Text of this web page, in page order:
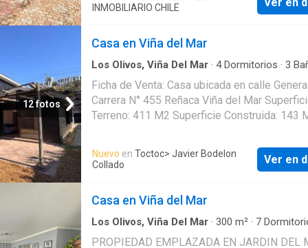
EXTERIOR: • TERRAZA • PATIO • QUINCHO
LAVANDERIA • LIVING • COMEDOR POR
• 1 DORMITORIO DE SERVICIO CON BAÑO
DORMITORIO PRINCIPAL EN SUITE CON W-
CLOSET • PATIO INTERIOR CON SALIDA
DORMIT. PPAL • 1 DORMITORIO MUY
BAÑO COMPLETO Y CONECTADO CON
PISO • HALL DE DESCANSO CON BALCON •
DORMITORIO AMPLIO CON BAÑO
DIRECCION REFERENCIAL
INMOBILIARIO CHILE
12 fotos
Casa en Viña del Mar
Los Olivos, Viña Del Mar · 4Dormitorios · 3
Ficha de Venta: Casa ubicada en calle
Carrera N° 455 Reñaca Viña del Mar
Terreno: 411 M2 Superficie Construida: 143
Reñaca acogedora y luminosa casa de
cuenta con dos pisos excelente orientación
Hall de distribucion living comedor juntos
amoblada con comedor de diario pieza y
servicio 2°PISO: un dormitorio con baño en
un pequeño walk in closet
Nuevo en Toctoc> Javier Bodelon
Collado
Ver en
Casa en Viña del Mar
Los Olivos, Viña Del Mar · 300 m² · 7
PROPIEDAD EMPLAZADA EN JARDIN DEL